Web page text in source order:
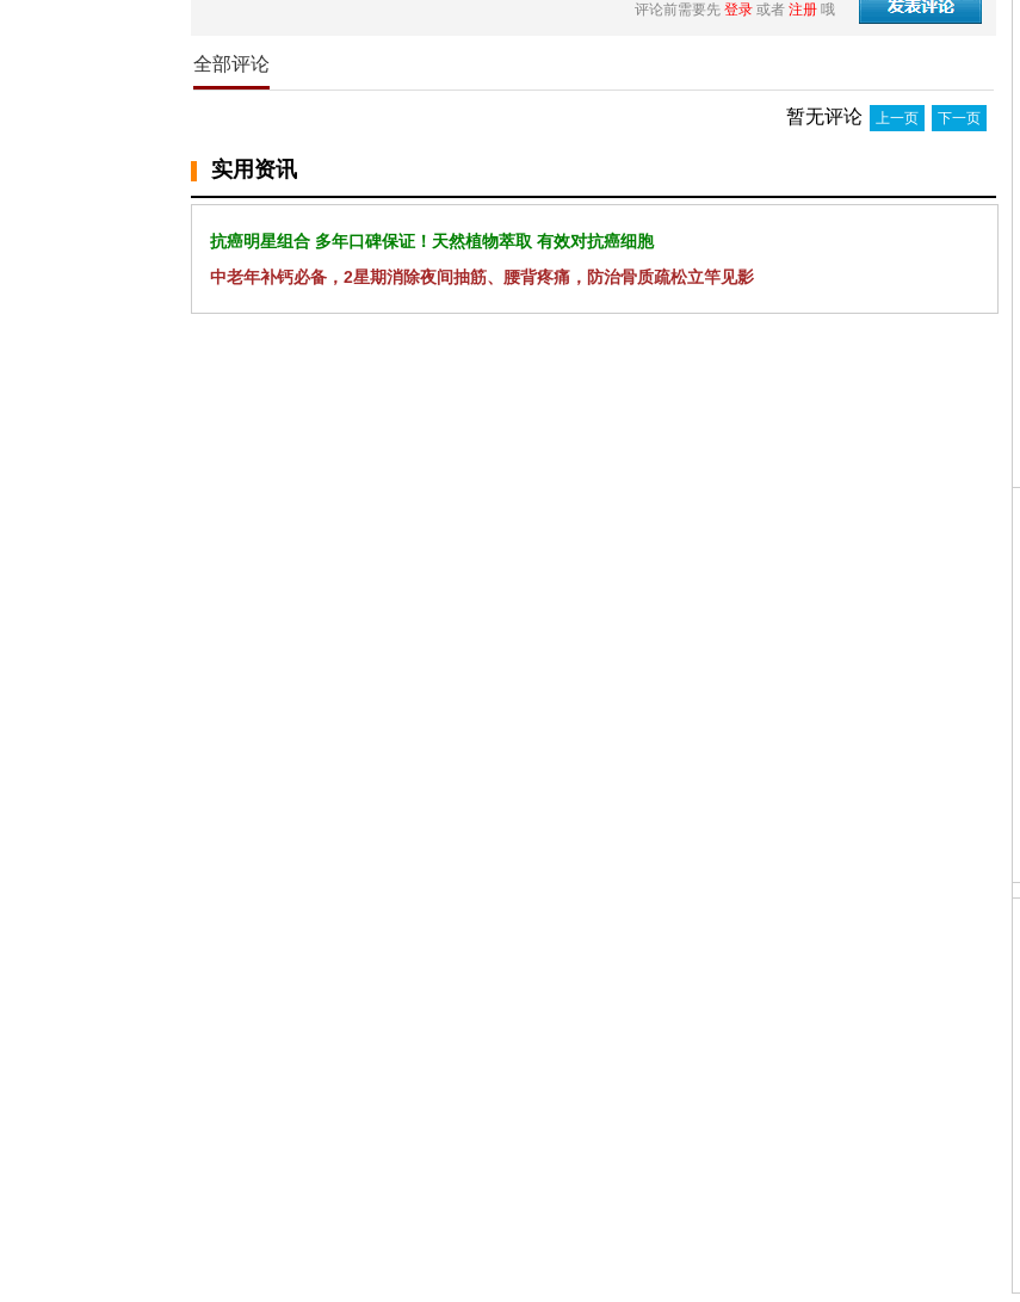
评论前需要先 登录 或者 注册 哦
全部评论
暂无评论 上一页 下一页
实用资讯
抗癌明星组合 多年口碑保证！天然植物萃取 有效对抗癌细胞
中老年补钙必备，2星期消除夜间抽筋、腰背疼痛，防治骨质疏松立竿见影